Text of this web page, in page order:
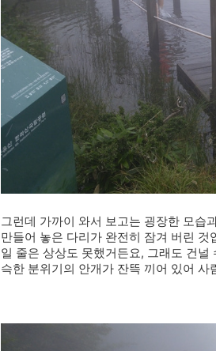
그런데 가까이 와서 보고는 굉장한 모습
만들어 놓은 다리가 완전히 잠겨 버린
일 줄은 상상도 못했거든요, 그래도 건
슥한 분위기의 안개가 잔뜩 끼어 있어